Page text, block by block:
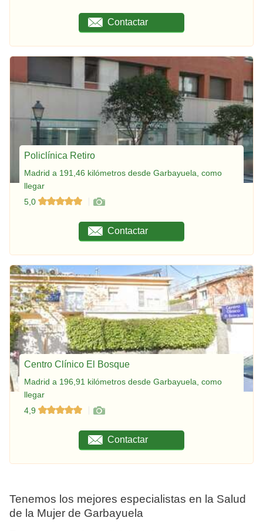
Contactar
Policlínica Retiro
Madrid a 191,46 kilómetros desde Garbayuela, como
llegar
5,0
Contactar
Centro Clínico El Bosque
Madrid a 196,91 kilómetros desde Garbayuela, como
llegar
4,9
Contactar
Tenemos los mejores especialistas en la Salud
de la Mujer de Garbayuela